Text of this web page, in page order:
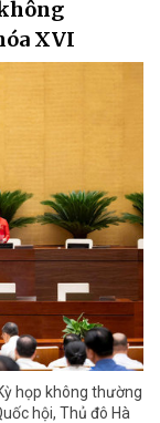
XVI
họp không thường
hội, Thủ đô Hà